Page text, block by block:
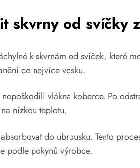
skvrny od svíčky
k skvrnám od svíček, které
co nejvíce vosku.
vlákna koberce. Po
nízkou teplotu.
do ubrousku. Tento
podle pokynů výrobce.